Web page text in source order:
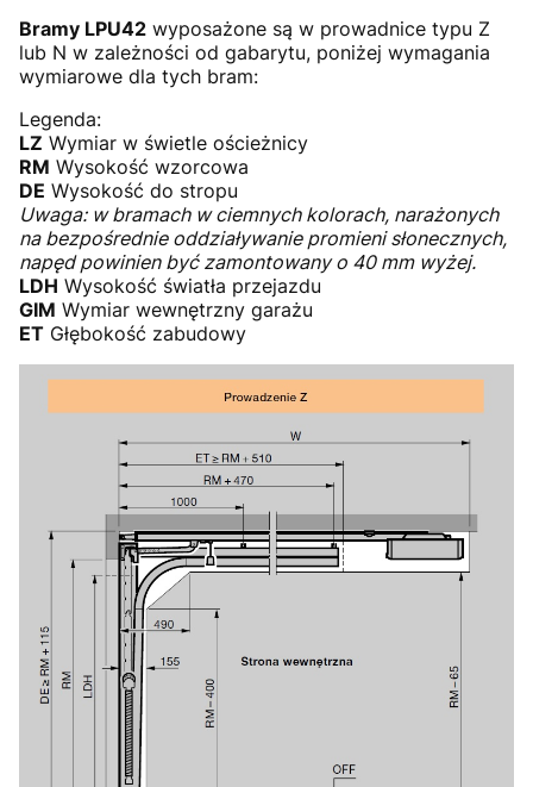
Bramy LPU42 wyposażone są w prowadnice typu Z
lub N w zależności od gabarytu, poniżej wymagania
wymiarowe dla tych bram:
Legenda:
LZ Wymiar w świetle ościeżnicy
RM Wysokość wzorcowa
DE Wysokość do stropu
Uwaga: w bramach w ciemnych kolorach, narażonych
na bezpośrednie oddziaływanie promieni słonecznych,
napęd powinien być zamontowany o 40 mm wyżej.
LDH Wysokość światła przejazdu
GIM Wymiar wewnętrzny garażu
ET Głębokość zabudowy